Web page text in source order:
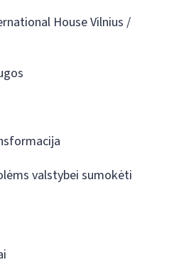
House Vilnius /
valstybei sumokėti